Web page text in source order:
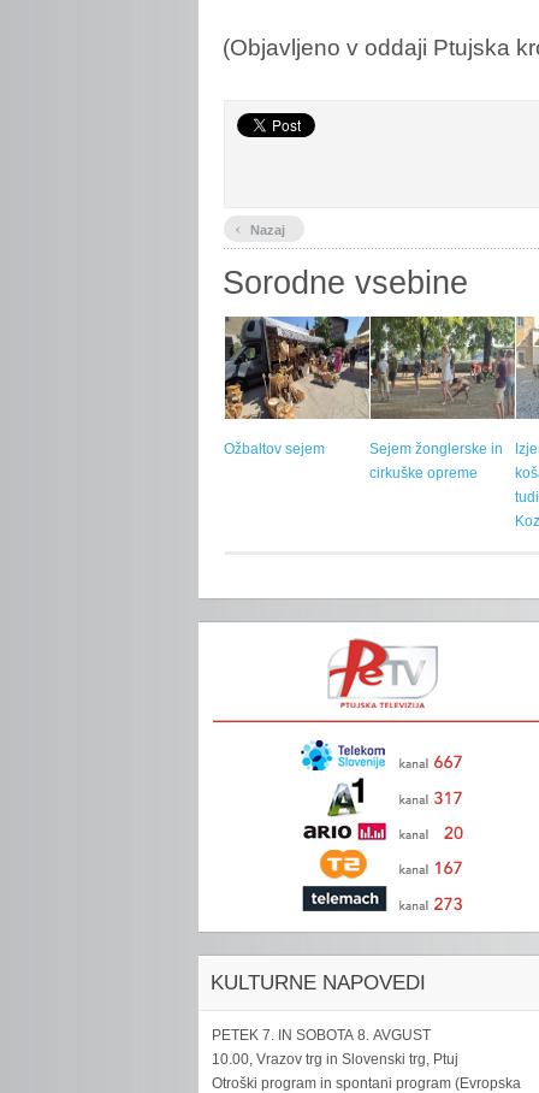
(Objavljeno v oddaji Ptujska
‹ Nazaj
Sorodne vsebine
Ožbaltov sejem
Sejem žonglerske in
cirkuške opreme
KULTURNE NAPOVEDI
PETEK 7. IN SOBOTA 8. AVGUST
10.00, Vrazov trg in Slovenski trg, Ptuj
Otroški program in spontani program (Evropska